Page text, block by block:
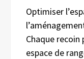
Optimiser
Chaque
espace de